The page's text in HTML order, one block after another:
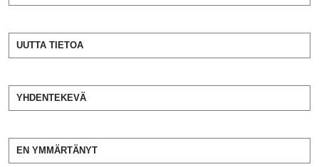
UUTTA TIETOA
YHDENTEKEVÄ
EN YMMÄRTÄNYT